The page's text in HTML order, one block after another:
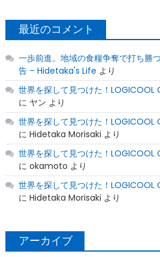
最近のコメント
一歩前進。地域の食糧争奪で打ち勝つ
告 – Hidetaka's Life より
世界を探して見つけた！LOGICOOL
に ヤン より
世界を探して見つけた！LOGICOOL
に Hidetaka Morisaki より
世界を探して見つけた！LOGICOOL
に okamoto より
世界を探して見つけた！LOGICOOL
に Hidetaka Morisaki より
アーカイブ